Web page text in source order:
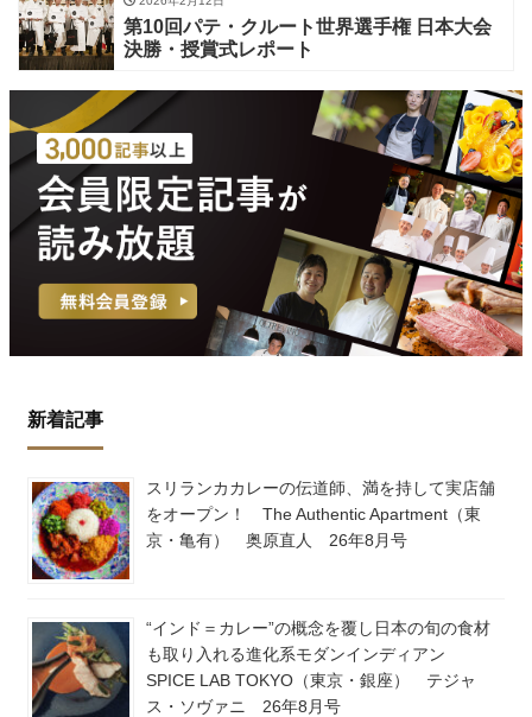
第10回パテ・クルート世界選手権 日本大会
決勝・授賞式レポート
新着記事
スリランカカレーの伝道師、満を持して実店舗
をオープン！ The Authentic Apartment（東
京・亀有） 奥原直人 26年8月号
“インド＝カレー”の概念を覆し日本の旬の食材
も取り入れる進化系モダンインディアン
SPICE LAB TOKYO（東京・銀座） テジャ
ス・ソヴァニ 26年8月号